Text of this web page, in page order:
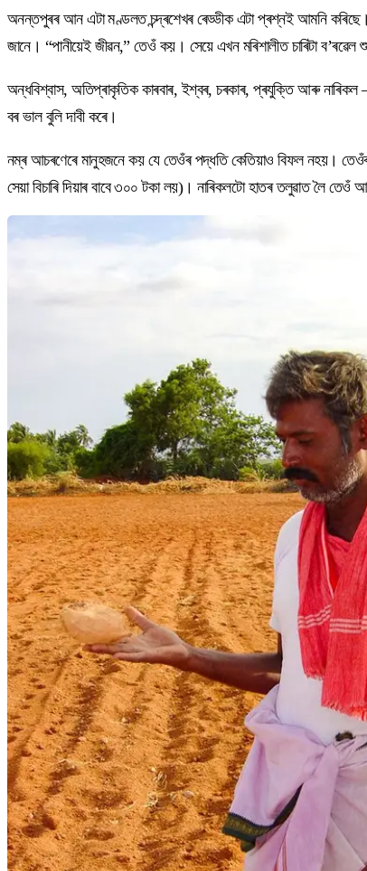
অনন্তপুৰৰ আন এটা মণ্ডলত চন্দ্ৰশেখৰ ৰেড্ডীক এটা প্ৰশ্নই আমনি
জানে। “পানীয়েই জীৱন,” তেওঁ কয়। সেয়ে এখন মৰিশালীত চাৰিটা
অন্ধবিশ্বাস, অতিপ্ৰাকৃতিক কাৰবাৰ, ইশ্বৰ, চৰকাৰ, প্ৰযুক্তি আৰু নাৰিকল
বৰ ভাল বুলি দাবী কৰে।
নম্ৰ আচৰণেৰে মানুহজনে কয় যে তেওঁৰ পদ্ধতি কেতিয়াও বিফল নহয়।
সেয়া বিচাৰি দিয়াৰ বাবে ৩০০ টকা লয়)। নাৰিকলটো হাতৰ তলুৱাত লৈ তেওঁ